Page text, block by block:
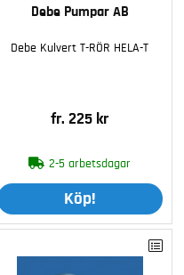
Debe Pumpar AB
Debe Kulvert T-RÖR HELA-T
fr. 225 kr
2-5 arbetsdagar
Köp!